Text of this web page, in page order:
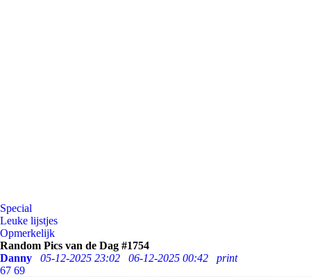
Special
Leuke lijstjes
Opmerkelijk
Random Pics van de Dag #1754
Danny
05-12-2025 23:02 06-12-2025 00:42
print
67 69